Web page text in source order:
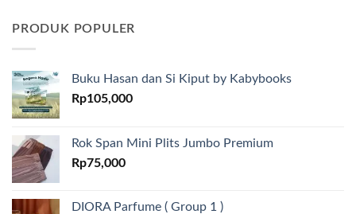
PRODUK POPULER
Buku Hasan dan Si Kiput by Kabybooks
Rp105,000
Rok Span Mini Plits Jumbo Premium
Rp75,000
DIORA Parfume ( Group 1 )